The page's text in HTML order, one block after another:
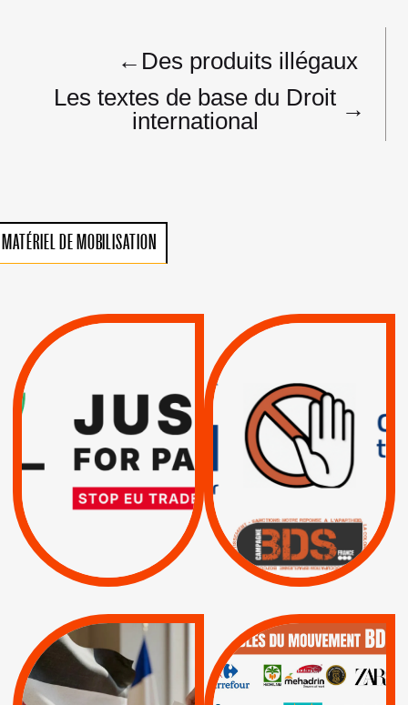
l’article
← Des produits illégaux
Les textes de base du Droit
international
→
MATÉRIEL DE MOBILISATION
VIOLATIONS DES
SUSPENSION
TOTALE DE
L’ACCORD
D’ASSOCIATION UE-
ISRAËL
| Pétitions
RESPECT DU DROIT
INTERNATIONAL ?
TRUMP, MACRON :
MÊME COMBAT
| Actus |
| Boycott militaire |
Lettres d'interpellation
MUNICIPALES 2026 :
JE VOTE POUR LE
RESPECT DU DROIT
QUE BOYCOTTER ?
BOYCOTT /